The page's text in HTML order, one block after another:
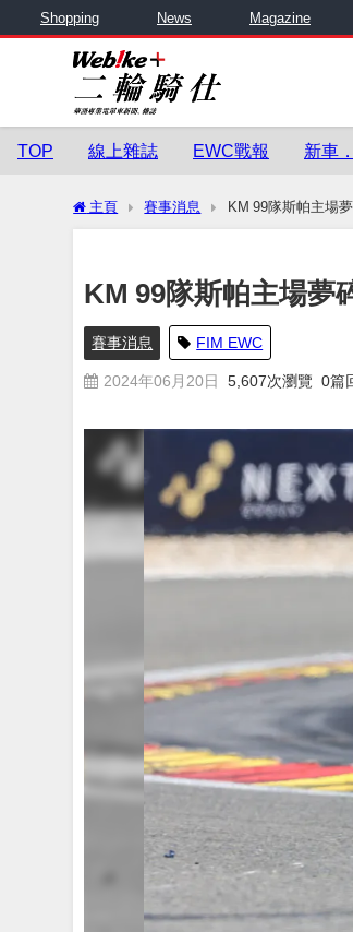
Shopping News Magazine
TOP 線上雜誌 EWC戰報 新車
主頁 賽事消息 KM 99隊斯帕主場
KM 99隊斯帕主場夢
賽事消息 FIM EWC
2024年06月20日 5,607次瀏覽 0篇